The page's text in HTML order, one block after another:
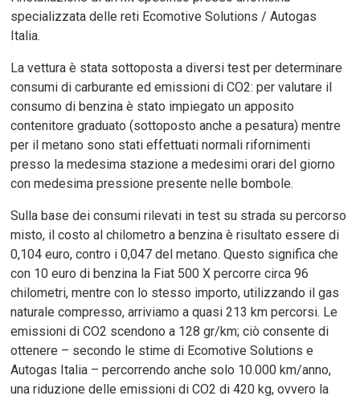
specializzata delle reti Ecomotive Solutions / Autogas
Italia.
La vettura è stata sottoposta a diversi test per determinare
consumi di carburante ed emissioni di CO2: per valutare il
consumo di benzina è stato impiegato un apposito
contenitore graduato (sottoposto anche a pesatura) mentre
per il metano sono stati effettuati normali rifornimenti
presso la medesima stazione a medesimi orari del giorno
con medesima pressione presente nelle bombole.
Sulla base dei consumi rilevati in test su strada su percorso
misto, il costo al chilometro a benzina è risultato essere di
0,104 euro, contro i 0,047 del metano. Questo significa che
con 10 euro di benzina la Fiat 500 X percorre circa 96
chilometri, mentre con lo stesso importo, utilizzando il gas
naturale compresso, arriviamo a quasi 213 km percorsi. Le
emissioni di CO2 scendono a 128 gr/km; ciò consente di
ottenere – secondo le stime di Ecomotive Solutions e
Autogas Italia – percorrendo anche solo 10.000 km/anno,
una riduzione delle emissioni di CO2 di 420 kg, ovvero la